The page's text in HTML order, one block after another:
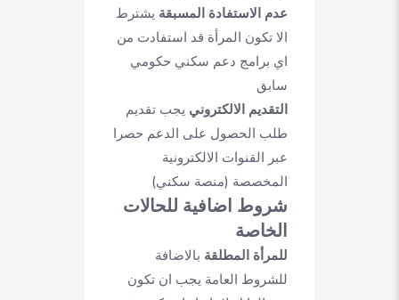
عدم الاستفادة المسبقة يشترط
الا تكون المرأة قد استفادت من
اي برامج دعم سكني حكومي
سابق
التقديم الالكتروني يجب تقديم
طلب الحصول على الدعم حصرا
عبر القنوات الالكترونية
المخصصة (منصة سكني)
شروط اضافية للحالات
الخاصة
للمرأة المطلقة بالاضافة
للشروط العامة يجب ان تكون